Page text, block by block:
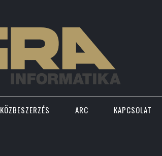
KÖZBESZERZÉS ARC KAPCSOLAT